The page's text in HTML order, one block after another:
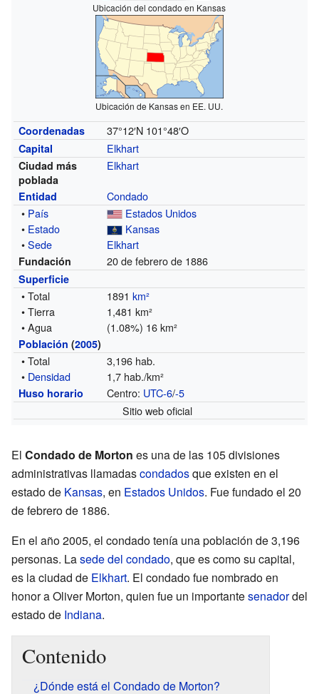
Ubicación del condado en Kansas
Ubicación de Kansas en EE. UU.
Coordenadas 37°12′N 101°48′O
Capital Elkhart
Ciudad más
poblada
Elkhart
Entidad
Condado
• País
Estados Unidos
• Estado
Kansas
•Sede Elkhart
Fundación 20 de febrero de 1886
Superficie
• Total 1891km²
• Tierra
1,481 km²
• Agua
(1.08%) 16 km²
Población (2005)
• Total
3,196 hab.
• Densidad 1,7 hab./km²
Huso horario Centro: UTC-6/-5
Sitio web oficial
El Condado de Morton es una de las 105 divisiones
administrativas llamadascondadosque existen en el
estado de Kansas, en Estados Unidos. Fue fundado el 20
de febrero de 1886.
En el año 2005, el condado tenía una población de 3,196
personas. Lasede del condado, que es como su capital,
es la ciudad de Elkhart. El condado fue nombrado en
honor a Oliver Morton, quien fue un importantesenadordel
estado de Indiana.
Contenido
¿Dónde está el Condado de Morton?